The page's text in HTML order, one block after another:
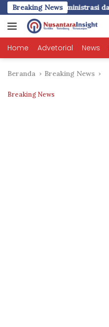
Langsung
ke
konten
Breaking News
dan Evaluasi Program
Home Advetorial News
Beranda Breaking News
Breaking News